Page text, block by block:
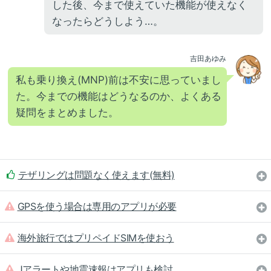
した後、今まで使えていた機能が使えなく
なったらどうしよう…。
吉田あゆみ
私も乗り換え(MNP)前は不安に思っていまし
た。今までの機能はどうなるのか、よくある
疑問をまとめました。
テザリングは問題なく使えます(無料)
GPSを使う場合は専用のアプリが必要
海外旅行ではプリペイドSIMを使おう